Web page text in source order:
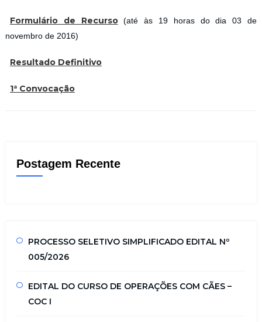
Formulário de Recurso(até às 19 horas do dia 03 de
novembro de 2016)
Resultado Definitivo
1ª Convocação
Postagem Recente
PROCESSO SELETIVO SIMPLIFICADO EDITAL Nº
005/2026
EDITAL DO CURSO DE OPERAÇÕES COM CÃES –
COC I